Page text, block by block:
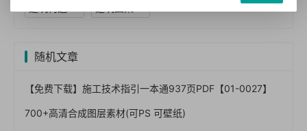
随机文章
【免费下载】施工技术指引一本通937页PDF【01-0027】
700+高清合成图层素材(可PS 可壁纸)